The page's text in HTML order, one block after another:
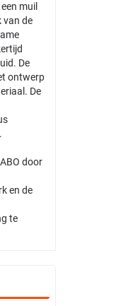
muil
van de
De
ontwerp
De
door
en de
te